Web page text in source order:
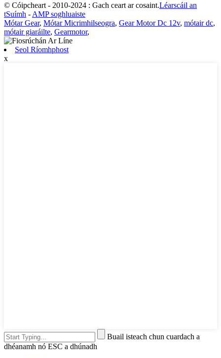
© Cóipcheart - 2010-2024 : Gach ceart ar cosaint.Léarscáil an
tSuímh - AMP soghluaiste
Mótar Gear, Mótar Micrimhilseogra, Gear Motor Dc 12v, mótair dc,
mótair giaráilte, Gearmotor,
Seol Ríomhphost
x
Buail isteach chun cuardach a
dhéanamh nó ESC a dhúnadh